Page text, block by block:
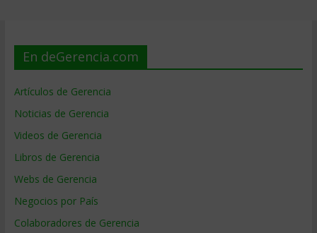
En deGerencia.com
Artículos de Gerencia
Noticias de Gerencia
Videos de Gerencia
Libros de Gerencia
Webs de Gerencia
Negocios por País
Colaboradores de Gerencia